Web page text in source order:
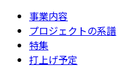
事業内容
プロジェクトの系譜
特集
打上げ予定